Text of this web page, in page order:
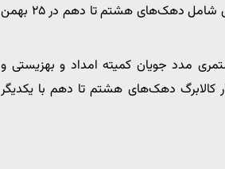
سپس این اعتبار در تاریخ ۲۰ بهمن برای دهک‌های چهارم تا هفتم و سایر خانوارهای شامل دهک‌های هشتم تا دهم در ۲۵ بهمن
مدد جویان کمیته امداد و بهزیستی و
دهک‌های هشتم تا دهم با یکدیگر